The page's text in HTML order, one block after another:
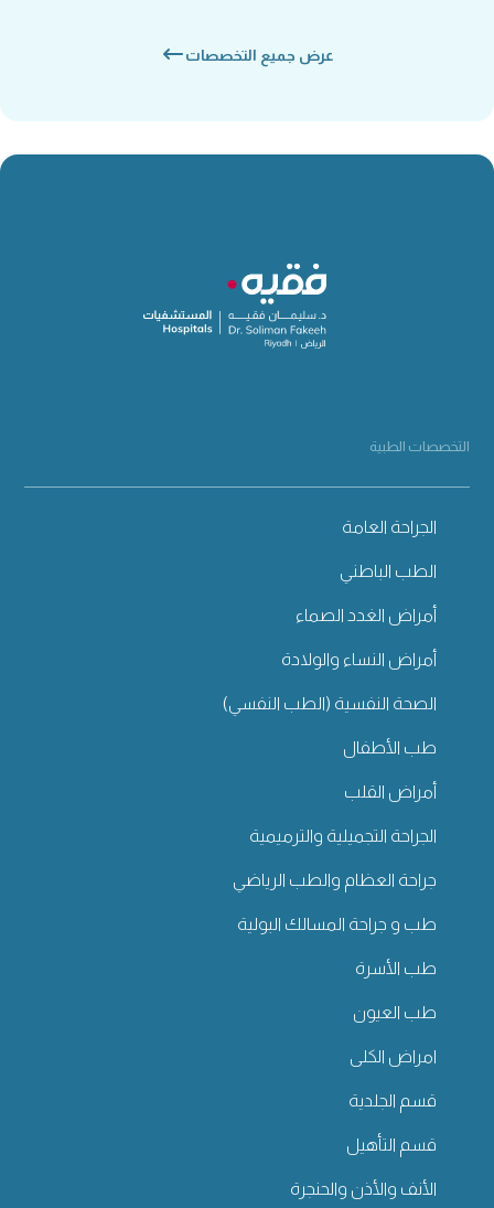
عرض جميع التخصصات
التخصصات الطبية
الجراحة العامة
الطب الباطني
أمراض الغدد الصماء
أمراض النساء والولادة
الصحة النفسية (الطب النفسي)
طب الأطفال
أمراض القلب
الجراحة التجميلية والترميمية
جراحة العظام والطب الرياضي
طب و جراحة المسالك البولية
طب الأسرة
طب العيون
امراض الكلى
قسم الجلدية
قسم التأهيل
الأنف والأذن والحنجرة